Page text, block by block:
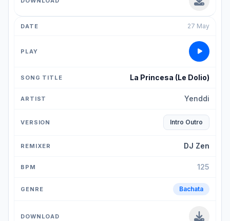
27 May
La Princesa (Le Dolio)
Yenddi
Intro Outro
DJ Zen
125
Bachata